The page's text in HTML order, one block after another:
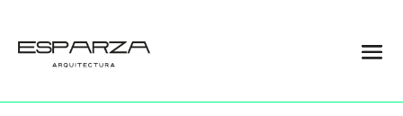
townhose